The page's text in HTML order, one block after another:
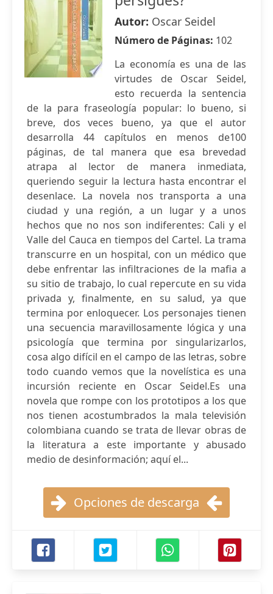
Autor: Oscar Seidel
Número de Páginas: 102
La economía es una de las
virtudes de Oscar Seidel,
esto recuerda la sentencia
de la para fraseología popular: lo bueno, si
breve, dos veces bueno, ya que el autor
desarrolla 44 capítulos en menos de100
páginas, de tal manera que esa brevedad
atrapa al lector de manera inmediata,
queriendo seguir la lectura hasta encontrar el
desenlace. La novela nos transporta a una
ciudad y una región, a un lugar y a unos
hechos que no nos son indiferentes: Cali y el
Valle del Cauca en tiempos del Cartel. La trama
transcurre en un hospital, con un médico que
debe enfrentar las infiltraciones de la mafia a
su sitio de trabajo, lo cual repercute en su vida
privada y, finalmente, en su salud, ya que
termina por enloquecer. Los personajes tienen
una secuencia maravillosamente lógica y una
psicología que termina por singularizarlos,
cosa algo difícil en el campo de las letras, sobre
todo cuando vemos que la novelística es una
incursión reciente en Oscar Seidel.Es una
novela que rompe con los prototipos a los que
nos tienen acostumbrados la mala televisión
colombiana cuando se trata de llevar obras de
la literatura a este importante y abusado
medio de desinformación; aquí el...
Opciones de descarga